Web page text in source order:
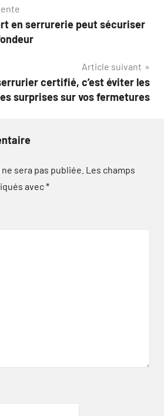
en serrurerie peut sécuriser
Article suivant
certifié, c’est éviter les
surprises sur vos fermetures
sera pas publiée. Les champs
avec*